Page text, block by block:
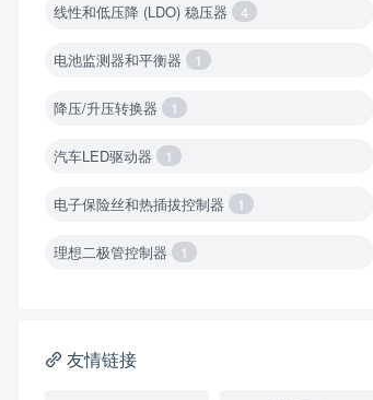
线性和低压降 (LDO) 稳压器 4
电池监测器和平衡器 1
降压/升压转换器 1
汽车LED驱动器 1
电子保险丝和热插拔控制器 1
理想二极管控制器 1
降压转换器（继承开关）
友情链接